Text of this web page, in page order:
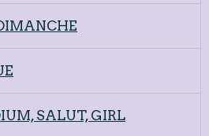
SALUT, GIRL